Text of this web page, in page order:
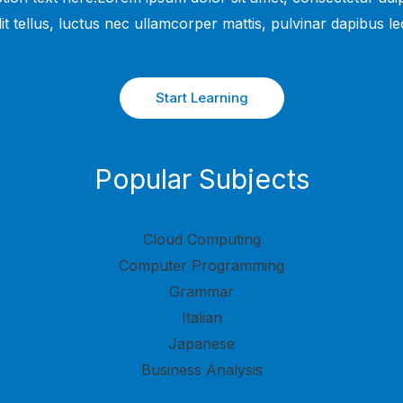
tellus, luctus nec ullamcorper mattis, pulvinar dapibus
Start Learning
Popular Subjects
Cloud Computing
Computer Programming
Grammar
Italian
Japanese
Business Analysis